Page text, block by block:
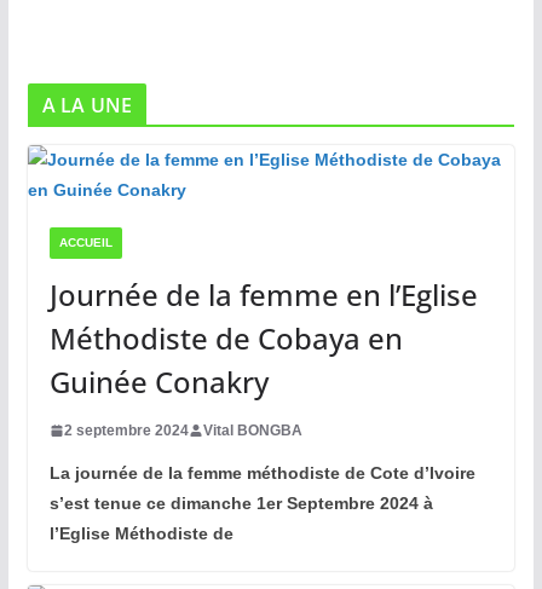
A LA UNE
ACCUEIL
Journée de la femme en l’Eglise
Méthodiste de Cobaya en
Guinée Conakry
2 septembre 2024 Vital BONGBA
La journée de la femme méthodiste de Cote d’Ivoire
s’est tenue ce dimanche 1er Septembre 2024 à
l’Eglise Méthodiste de